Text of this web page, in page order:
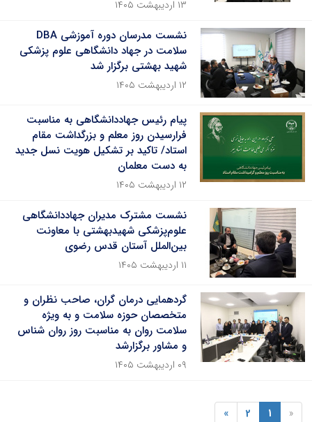
۱۳ اردیبهشت ۱۴۰۵
نشست مدرسان دوره آموزشی DBA
سلامت در جهاد دانشگاهی علوم پزشکی
شهید بهشتی برگزار شد
۱۲ اردیبهشت ۱۴۰۵
پیام رئیس جهاددانشگاهی به مناسبت
فرارسیدن روز معلم و بزرگداشت مقام
استاد/ تاکید بر تشکیل هویت نسل جدید
به دست معلمان
۱۲ اردیبهشت ۱۴۰۵
نشست مشترک مدیران جهاددانشگاهی
علوم‌پزشکی شهیدبهشتی با معاونت
بین‌الملل آستان قدس رضوی
۱۱ اردیبهشت ۱۴۰۵
گردهمایی درمان گران، صاحب نظران و
متخصصان حوزه سلامت و به ویژه
سلامت روان به مناسبت روز روان شناس
و مشاور برگزارشد
۰۹ اردیبهشت ۱۴۰۵
«
1
2
»